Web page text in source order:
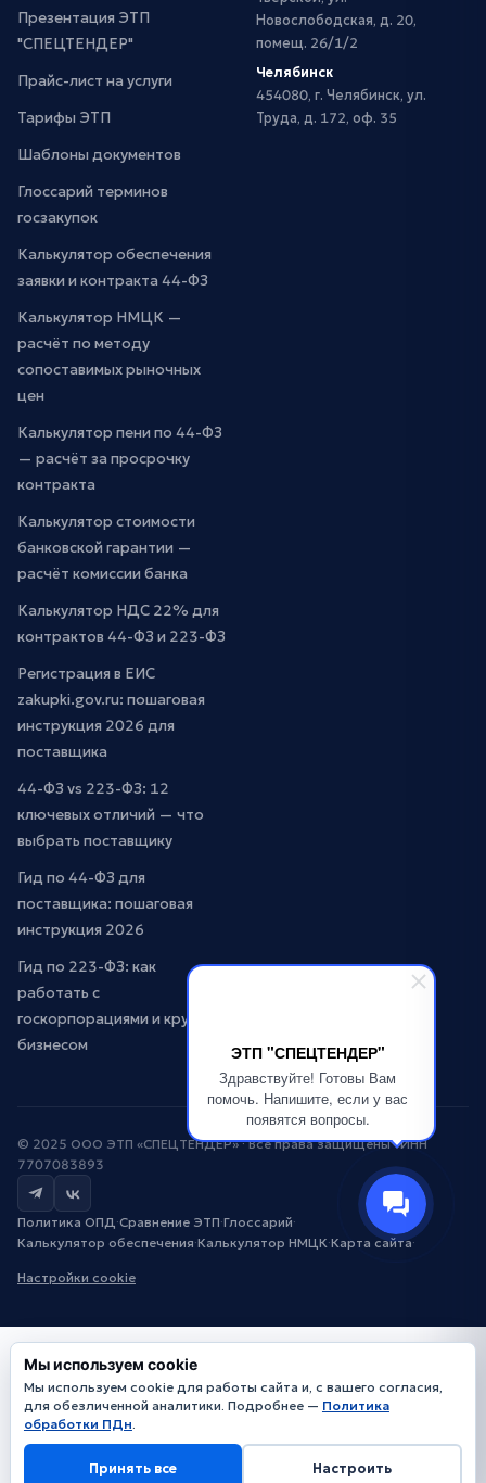
ЭТП "СПЕЦТЕНДЕР"
Здравствуйте! Готовы Вам
помочь. Напишите, если у вас
появятся вопросы.
Презентация ЭТП
"СПЕЦТЕНДЕР"
Прайс-лист на услуги
Тарифы ЭТП
Шаблоны документов
Глоссарий терминов
госзакупок
Калькулятор обеспечения
заявки и контракта 44-ФЗ
Калькулятор НМЦК —
расчёт по методу
сопоставимых рыночных
цен
Калькулятор пени по 44-ФЗ
— расчёт за просрочку
контракта
Калькулятор стоимости
банковской гарантии —
расчёт комиссии банка
Калькулятор НДС 22% для
контрактов 44-ФЗ и 223-ФЗ
Регистрация в ЕИС
zakupki.gov.ru: пошаговая
инструкция 2026 для
поставщика
44-ФЗ vs 223-ФЗ: 12
ключевых отличий — что
выбрать поставщику
Гид по 44-ФЗ для
поставщика: пошаговая
инструкция 2026
Гид по 223-ФЗ: как
работать с
госкорпорациями и крупным
бизнесом
Новослободская, д. 20,
помещ. 26/1/2
Челябинск
454080, г. Челябинск, ул.
Труда, д. 172, оф. 35
© 2025 ООО ЭТП «СПЕЦТЕНДЕР» · Все права защищены · ИНН
7707083893
Политика ОПД·Сравнение ЭТП·Глоссарий·
Калькулятор обеспечения·Калькулятор НМЦК·Карта сайта·
Настройки cookie
Мы используем cookie
Мы используем cookie для работы сайта и, с вашего согласия,
для обезличенной аналитики. Подробнее — Политика
обработки ПДн.
Принять все Настроить